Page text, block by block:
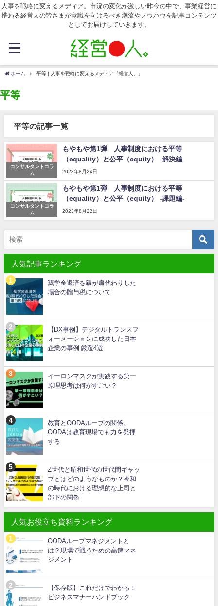
人事を戦略に変えるメディア。市況の変化が激しい昨今の中で、事業経営に
携わる経営人の皆さまが意識を向けるべき潮流やノウハウを記事コンテンツ
としてお届けしていきます。
ホーム 平等 | 人事を戦略に変えるメディア『経営人。』
平等
平等の記事一覧
コンサルタントコラ
ム
もやもや第1弾 人事制度における平等
（equality）と公平（equity） -解決編-
2023年8月24日
コンサルタントコラ
ム
もやもや第1弾 人事制度における平等
（equality）と公平（equity） -課題編-
2023年8月22日
人気記事ランキング
奨学金返済を親が肩代わりした
場合の贈与税について
【DX事例】デジタルトランスフ
ォーメーションに成功した日本
企業の事例 厳選4選
イーロンマスクが実践する第一
原理思考は何がすごい？
教育とOODAループの関係。
OODAは教育現場でも力を発揮
する
Z世代と昭和世代の世代間ギャッ
プとはどのようなものか？令和
の時代における理想的な上司と
部下の関係
人気お役立ち資料ランキング
OODAループマネジメントと
は？現場で戦うための高速マネ
ジメント
【保存版】これだけでわかる！
ビジネスマナーハンドブック